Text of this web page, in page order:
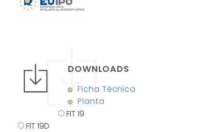
DOWNLOADS
Ficha Técnica
Planta
FIT 19
FIT 19D